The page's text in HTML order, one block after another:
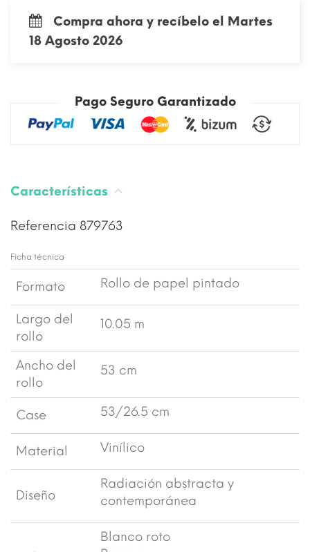
Compra ahora y recíbelo el Martes
18 Agosto 2026
Pago Seguro Garantizado
Características
Referencia 879763
Ficha técnica
Formato Rollo de papel pintado
Largo del
rollo
10.05 m
Ancho del
rollo
53 cm
Case 53/26.5 cm
Material Vinílico
Diseño
Radiación abstracta y
contemporánea
Blanco roto